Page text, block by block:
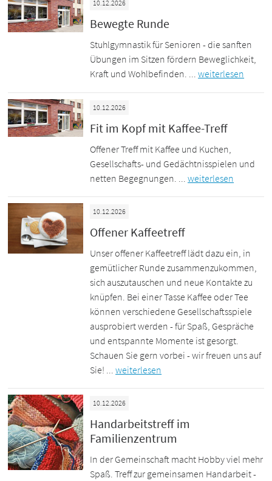
10.12.2026
Bewegte Runde
Stuhlgymnastik für Senioren - die sanften
Übungen im Sitzen fördern Beweglichkeit,
Kraft und Wohlbefinden. ...weiterlesen
10.12.2026
Fit im Kopf mit Kaffee-Treff
Offener Treff mit Kaffee und Kuchen,
Gesellschafts- und Gedächtnisspielen und
netten Begegnungen. ...weiterlesen
10.12.2026
Offener Kaffeetreff
Unser offener Kaffeetreff lädt dazu ein, in
gemütlicher Runde zusammenzukommen,
sich auszutauschen und neue Kontakte zu
knüpfen. Bei einer Tasse Kaffee oder Tee
können verschiedene Gesellschaftsspiele
ausprobiert werden - für Spaß, Gespräche
und entspannte Momente ist gesorgt.
Schauen Sie gern vorbei - wir freuen uns auf
Sie! ...weiterlesen
10.12.2026
Handarbeitstreff im
Familienzentrum
In der Gemeinschaft macht Hobby viel mehr
Spaß. Treff zur gemeinsamen Handarbeit -